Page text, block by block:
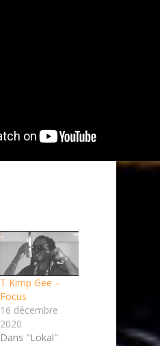
T Kimp Gee –
Focus
16 décembre
2020
Dans "Lokal"